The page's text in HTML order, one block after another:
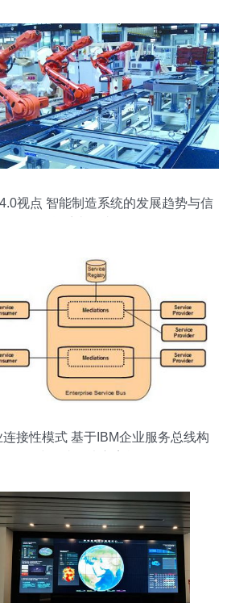
视点 智能制造系统的发展趋势与信
连接性模式 基于IBM企业服务总线构